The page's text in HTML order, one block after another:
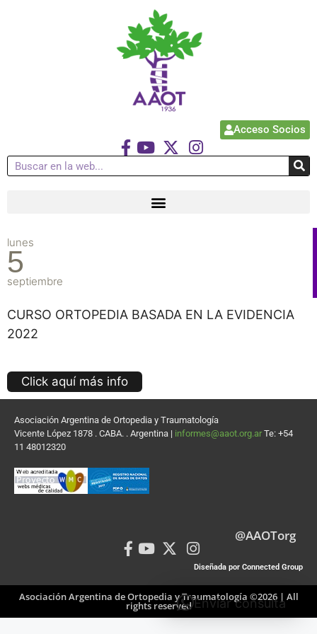
Acceso Socios
lunes
5
septiembre
CURSO ORTOPEDIA BASADA EN LA EVIDENCIA
2022
Click aquí más info
Asociación Argentina de Ortopedia y Traumatología
Vicente López 1878 . CABA. . Argentina | informes@aaot.org.ar Te: +54
11 48012320
@AAOTorg
Diseñada por Connected Group
Asociación Argentina de Ortopedia y Traumatología ©2026 | All
rights reservedEnviar consulta